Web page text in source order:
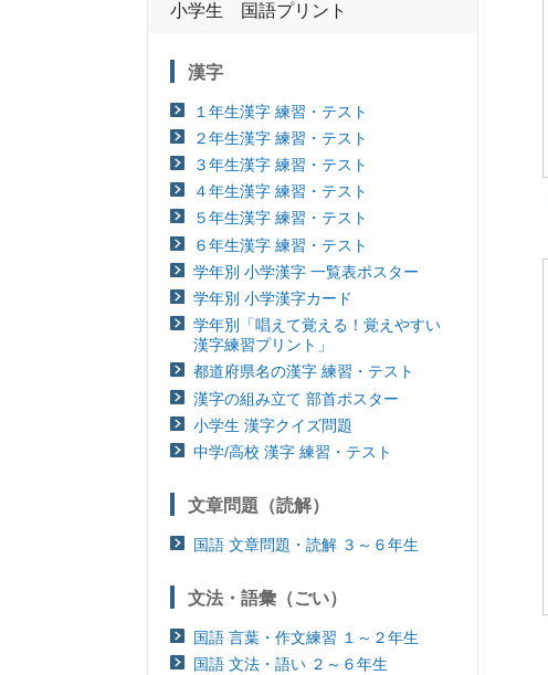
小学生 国語プリント
漢字
１年生漢字 練習・テスト
２年生漢字 練習・テスト
３年生漢字 練習・テスト
４年生漢字 練習・テスト
５年生漢字 練習・テスト
６年生漢字 練習・テスト
学年別 小学漢字 一覧表ポスター
学年別 小学漢字カード
学年別「唱えて覚える！覚えやすい
漢字練習プリント」
都道府県名の漢字 練習・テスト
漢字の組み立て 部首ポスター
小学生 漢字クイズ問題
中学/高校 漢字 練習・テスト
文章問題（読解）
国語 文章問題・読解 ３～６年生
文法・語彙（ごい）
国語 言葉・作文練習 １～２年生
国語 文法・語い ２～６年生